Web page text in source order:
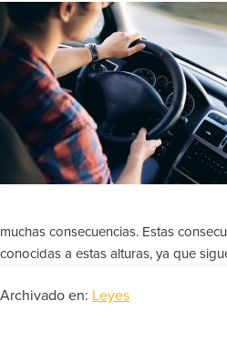
muchas consecuencias. Estas
conocidas a estas alturas, ya que
Archivado en: Leyes